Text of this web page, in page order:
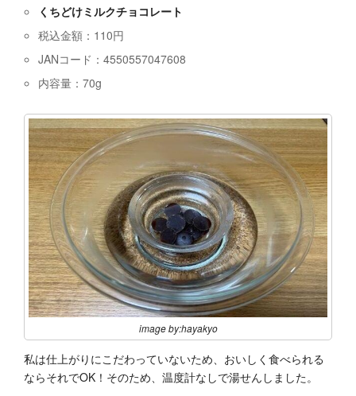
くちどけミルクチョコレート
税込金額：110円
JANコード：4550557047608
内容量：70g
image by:hayakyo
私は仕上がりにこだわっていないため、おいしく食べられる
ならそれでOK！そのため、温度計なしで湯せんしました。